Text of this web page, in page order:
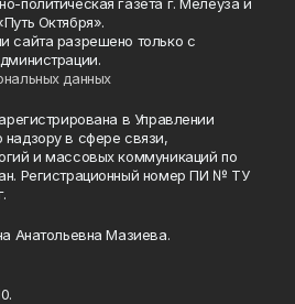
Октября».
сайта разрешено только с
данных
в Управлении
в сфере связи,
и массовых коммуникаций по
Регистрационный номер ПИ № ТУ
Анатольевна Мазиева.